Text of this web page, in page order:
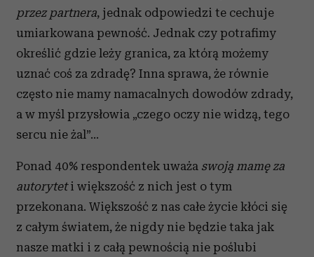
przez partnera, jednak odpowiedzi te cechuje
umiarkowana pewność. Jednak czy potrafimy
określić gdzie leży granica, za którą możemy
uznać coś za zdradę? Inna sprawa, że równie
często nie mamy namacalnych dowodów zdrady,
a w myśl przysłowia „czego oczy nie widzą, tego
sercu nie żal”...
Ponad 40% respondentek uważa swoją mamę za
autoryteti większość z nich jest o tym
przekonana. Większość z nas całe życie kłóci się
z całym światem, że nigdy nie będzie taka jak
nasze matki i z całą pewnością nie poślubi